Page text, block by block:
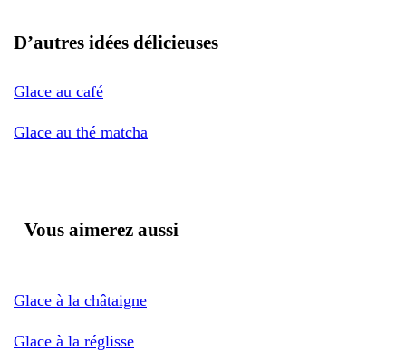
D’autres idées délicieuses
Glace au café
Glace au thé matcha
Vous aimerez aussi
Glace à la châtaigne
Glace à la réglisse